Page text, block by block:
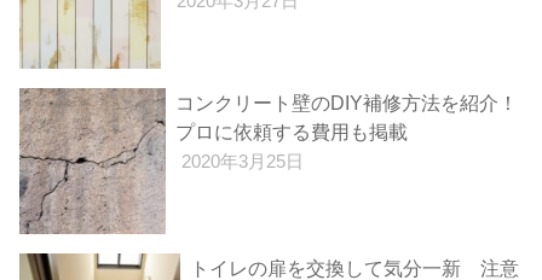
コンクリート壁のDIY補修方法を紹介！
プロに依頼する費用も掲載
2020年3月25日
トイレの扉を交換して気分一新 注意